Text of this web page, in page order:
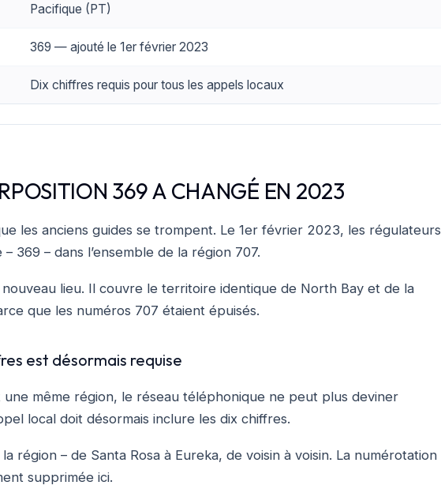
Pacifique (PT)
369 — ajouté le 1er février 2023
Dix chiffres requis pour tous les appels locaux
369 A CHANGÉ EN 2023
les anciens guides se trompent. Le 1er février 2023, les régulateurs
369 – dans l’ensemble de la région 707.
nouveau lieu. Il couvre le territoire identique de North Bay et de la
que les numéros 707 étaient épuisés.
est désormais requise
même région, le réseau téléphonique ne peut plus deviner
local doit désormais inclure les dix chiffres.
région – de Santa Rosa à Eureka, de voisin à voisin. La numérotation
supprimée ici.